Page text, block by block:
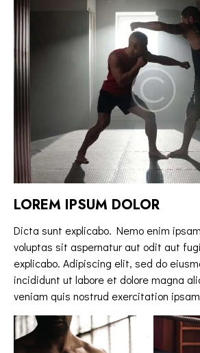
LOREM IPSUM DOLOR
Dicta sunt explicabo. Nemo enim
voluptas sit aspernatur aut odit aut
explicabo. Adipiscing elit, sed do
incididunt ut labore et dolore magna
veniam quis nostrud exercitation